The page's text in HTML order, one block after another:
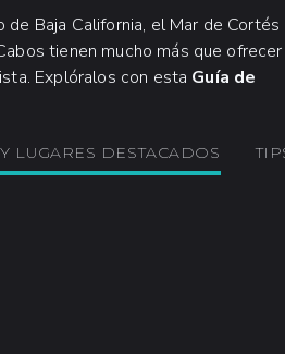
Baja California, el Mar de Cortés
tienen mucho más que ofrecer
Explóralos con esta Guía de
LUGARES DESTACADOS